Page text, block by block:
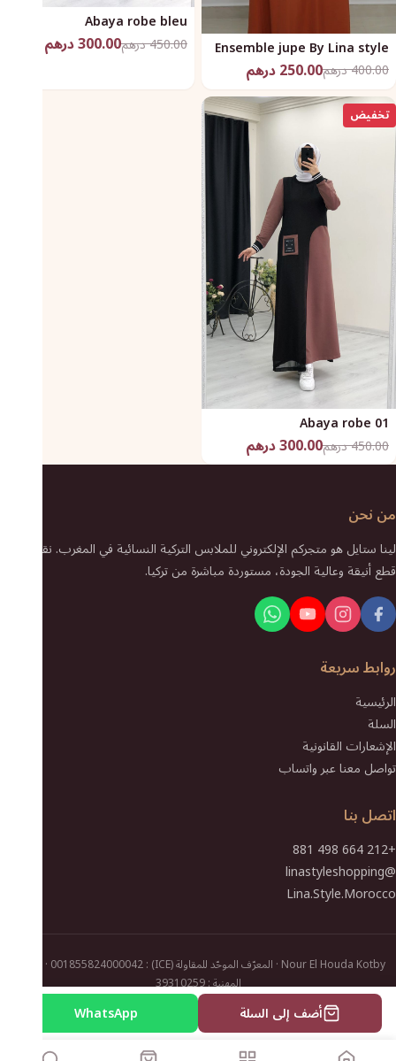
Ensemble jupe By Lina style
400.00 درهم
250.00 درهم
Abaya robe bleu
450.00 درهم
300.00 درهم
تخفيض
Abaya robe 01
450.00 درهم
300.00 درهم
أضف إلى السلة WhatsApp
من نحن
لينا ستايل هو متجركم الإلكتروني للملابس التركية النسائية في المغرب. نقدم لكم
قطع أنيقة وعالية الجودة، مستوردة مباشرة من تركيا.
روابط سريعة
الرئيسية
السلة
الإشعارات القانونية
تواصل معنا عبر واتساب
اتصل بنا
+212 664 498 881
@linastyleshopping
Lina.Style.Morocco
Nour El Houda Kotby · المعرّف الموحّد للمقاولة (ICE) : 001855824000042 · الضريبة
المهنية : 39310259
الإشعارات القانونية